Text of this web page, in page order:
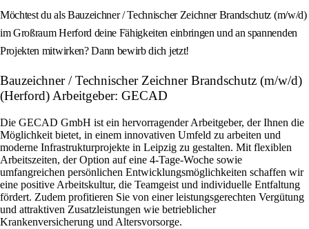
Möchtest du als Bauzeichner / Technischer Zeichner Brandschutz (m/w/d)
im Großraum Herford deine Fähigkeiten einbringen und an spannenden
Projekten mitwirken? Dann bewirb dich jetzt!
Bauzeichner / Technischer Zeichner Brandschutz (m/w/d)
(Herford) Arbeitgeber: GECAD
Die GECAD GmbH ist ein hervorragender Arbeitgeber, der Ihnen die
Möglichkeit bietet, in einem innovativen Umfeld zu arbeiten und
moderne Infrastrukturprojekte in Leipzig zu gestalten. Mit flexiblen
Arbeitszeiten, der Option auf eine 4-Tage-Woche sowie
umfangreichen persönlichen Entwicklungsmöglichkeiten schaffen wir
eine positive Arbeitskultur, die Teamgeist und individuelle Entfaltung
fördert. Zudem profitieren Sie von einer leistungsgerechten Vergütung
und attraktiven Zusatzleistungen wie betrieblicher
Krankenversicherung und Altersvorsorge.